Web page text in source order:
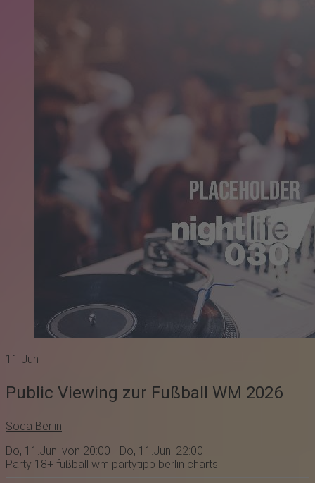
11 Jun
Public Viewing zur Fußball WM 2026
Soda Berlin
Do, 11.Juni von 20:00 - Do, 11.Juni 22:00
Party 18+ fußball wm partytipp berlin charts